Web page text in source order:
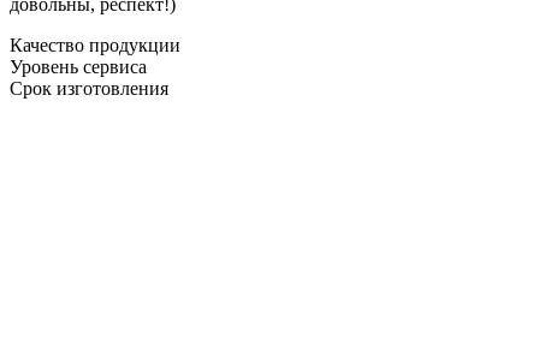
Качество продукции
Уровень сервиса
Срок изготовления